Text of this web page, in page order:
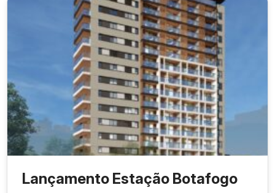
Lançamento Estação Botafogo